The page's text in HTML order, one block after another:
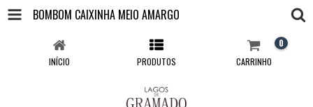
BOMBOM CAIXINHA MEIO AMARGO
INÍCIO PRODUTOS CARRINHO
0